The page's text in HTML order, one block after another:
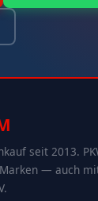
seit 2013.
— auch